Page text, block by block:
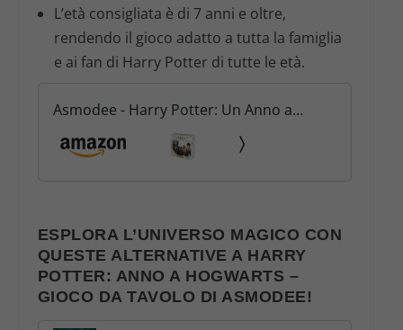
L’età consigliata è di 7 anni e oltre,
rendendo il gioco adatto a tutta la famiglia
e ai fan di Harry Potter di tutte le età.
Asmodee - Harry Potter: Un Anno a
Hogwarts - Gioco da Tavolo, 1-8
Giocatori, 7+ Anni, Edizione in Italiano
ESPLORA L’UNIVERSO MAGICO CON
QUESTE ALTERNATIVE A HARRY
POTTER: ANNO A HOGWARTS –
GIOCO DA TAVOLO DI ASMODEE!